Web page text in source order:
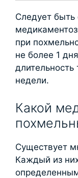
Следует
при
не более 1
недели.
Какой
Существует
Каждый из